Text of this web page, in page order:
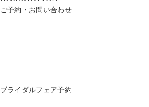
ご予約・お問い合わせ
ブライダルフェア予約